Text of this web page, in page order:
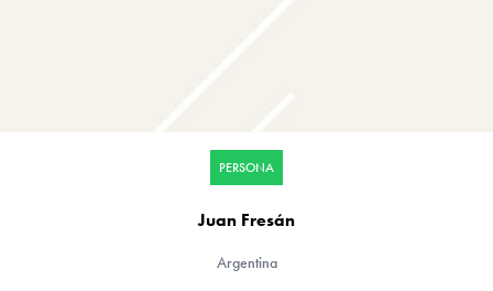
PERSONA
Juan Fresán
Argentina